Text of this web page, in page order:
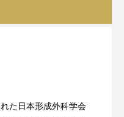
た日本形成外科学会